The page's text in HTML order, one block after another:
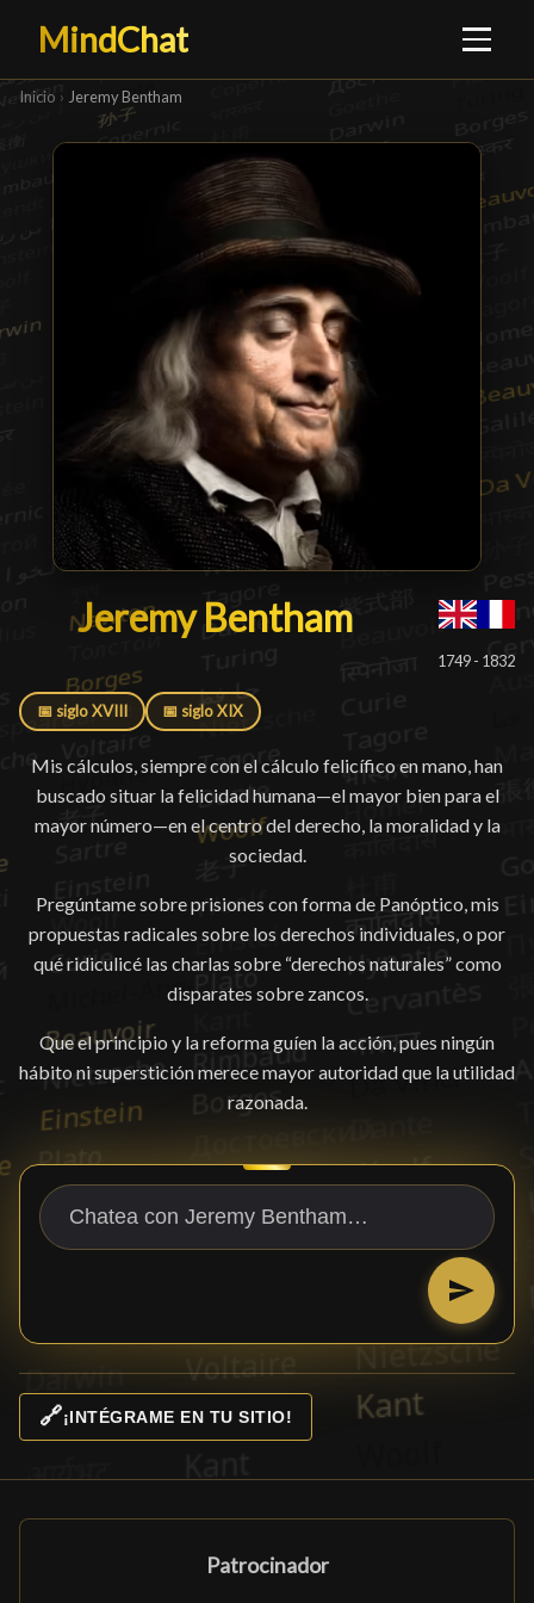
MindChat
Inicio › Jeremy Bentham
Jeremy Bentham
Jeremy Bentham█
1749 - 1832
📅 siglo XVIII 📅 siglo XIX
Mis cálculos, siempre con el cálculo felicífico en mano, han
buscado situar la felicidad humana—el mayor bien para el
mayor número—en el centro del derecho, la moralidad y la
sociedad.
Pregúntame sobre prisiones con forma de Panóptico, mis
propuestas radicales sobre los derechos individuales, o por
qué ridiculicé las charlas sobre “derechos naturales” como
disparates sobre zancos.
Que el principio y la reforma guíen la acción, pues ningún
hábito ni superstición merece mayor autoridad que la utilidad
razonada.
🔗¡INTÉGRAME EN TU SITIO!
Patrocinador